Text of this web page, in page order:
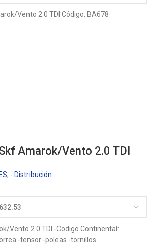
Vento 2.0 TDI Código: BA678
Amarok/Vento 2.0 TDI
, - Distribución
Vento 2.0 TDI -Codigo Continental:
-tensor -poleas -tornillos